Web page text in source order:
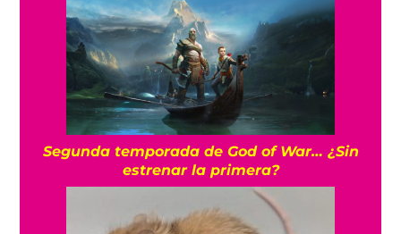
Segunda temporada de God of War… ¿Sin
estrenar la primera?